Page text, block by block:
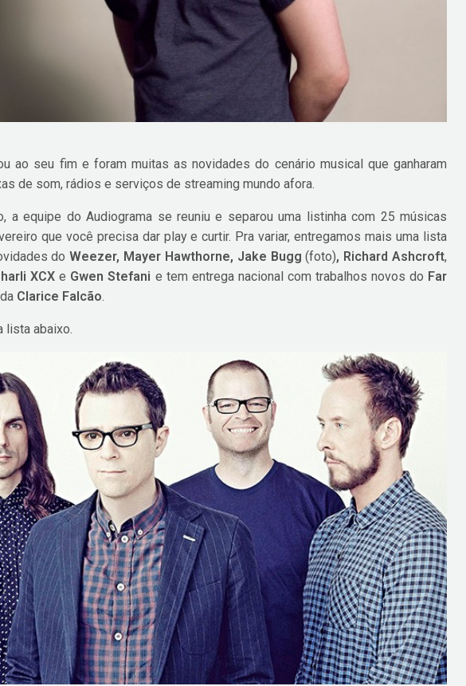
ao seu fim e foram muitas as novidades do cenário musical que ganharam
de som, rádios e serviços de streaming mundo afora.
a equipe do Audiograma se reuniu e separou uma listinha com 25 músicas
que você precisa dar play e curtir. Pra variar, entregamos mais uma lista
doWeezer, Mayer Hawthorne, Jake Bugg (foto), Richard Ashcroft,
XCX e Gwen Stefani e tem entrega nacional com trabalhos novos do Far
Clarice Falcão.
lista abaixo.